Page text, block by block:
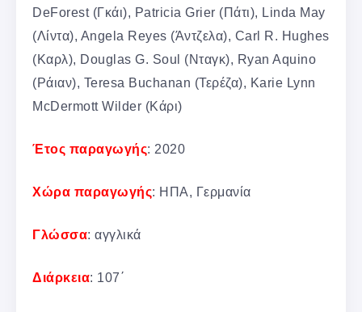
DeForest (Γκάι), Patricia Grier (Πάτι), Linda May
(Λίντα), Angela Reyes (Άντζελα), Carl R. Hughes
(Καρλ), Douglas G. Soul (Νταγκ), Ryan Aquino
(Ράιαν), Teresa Buchanan (Τερέζα), Karie Lynn
McDermott Wilder (Κάρι)
Έτος παραγωγής: 2020
Χώρα παραγωγής: ΗΠΑ, Γερμανία
Γλώσσα: αγγλικά
Διάρκεια: 107΄